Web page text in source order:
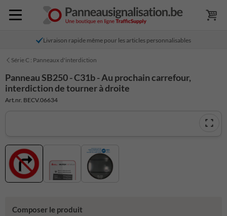
Livraison rapide même pour les articles personnalisables
Série C : Panneaux d'interdiction
Panneau SB250 - C31b - Au prochain carrefour,
interdiction de tourner à droite
Art.nr. BECV.06634
Composer le produit